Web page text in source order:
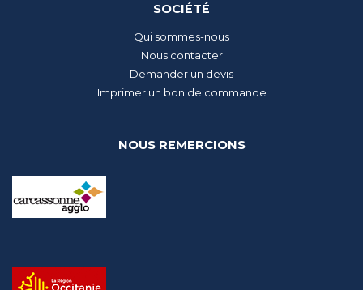
SOCIÉTÉ
Qui sommes-nous
Nous contacter
Demander un devis
Imprimer un bon de commande
NOUS REMERCIONS